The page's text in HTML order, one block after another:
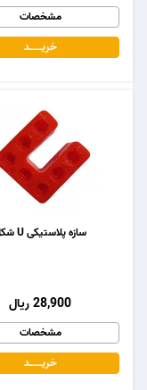
مشخصات
خریـــــــد
سازه پلاستیکی U شکل
28,900 ریال
مشخصات
خریـــــــد